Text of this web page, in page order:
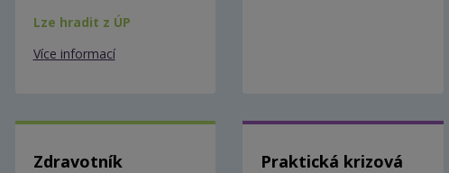
Lze hradit z ÚP
Více informací
Zdravotník
Praktická krizová